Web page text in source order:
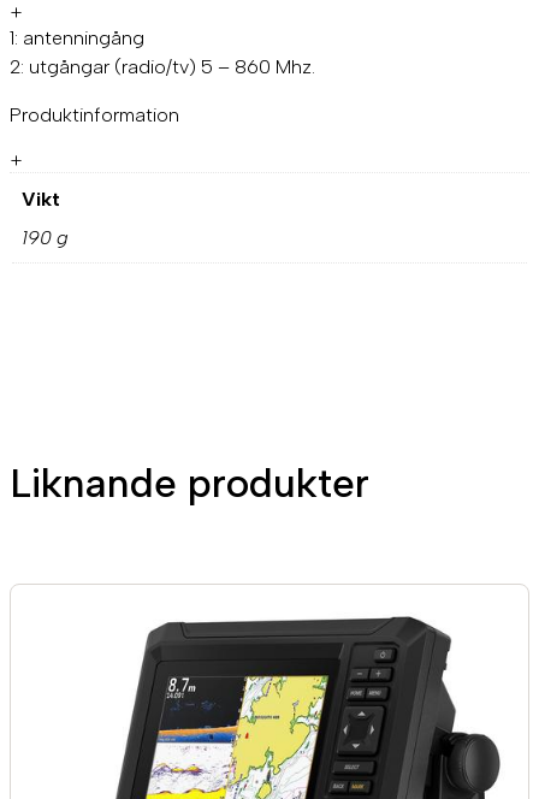
t
t
e
m
n
g
+
1: antenningång
2: utgångar (radio/tv) 5 – 860 Mhz.
Produktinformation
+
Vikt
190 g
Liknande produkter